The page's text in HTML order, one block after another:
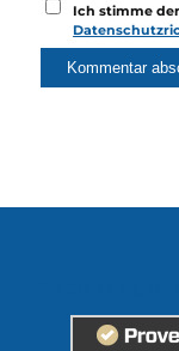
Ich stimme